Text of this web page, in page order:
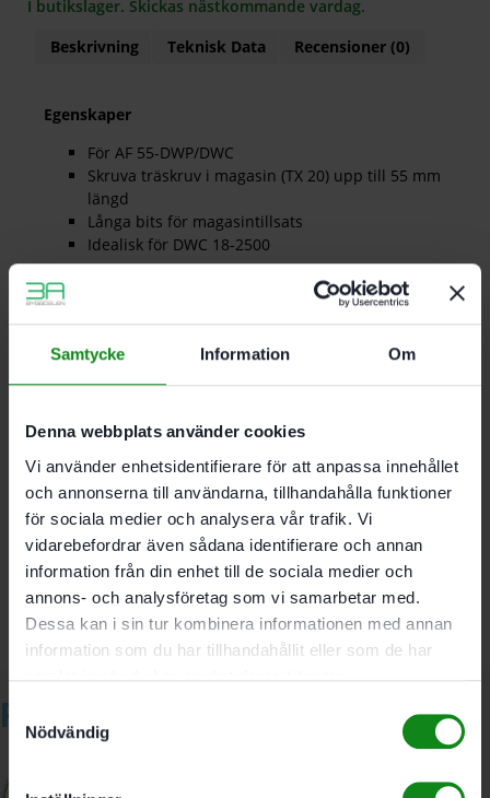
Samtycke Information Om
Denna webbplats använder cookies
Vi använder enhetsidentifierare för att anpassa innehållet
och annonserna till användarna, tillhandahålla funktioner
för sociala medier och analysera vår trafik. Vi
vidarebefordrar även sådana identifierare och annan
information från din enhet till de sociala medier och
annons- och analysföretag som vi samarbetar med.
Dessa kan i sin tur kombinera informationen med annan
information som du har tillhandahållit eller som de har
Samtyckesval
Nödvändig
I butikslager. Skickas nästkommande vardag.
Beskrivning
Teknisk Data Recensioner (0)
Egenskaper
För AF 55-DWP/DWC
Skruva träskruv i magasin (TX 20) upp till 55 mm
längd
Långa bits för magasintillsats
Idealisk för DWC 18-2500
Längd 152 mm
Storlek TX 20
Det finns inga recensioner än.
Bli först med att recensera ”Festool Bits TX TX 20-AF-55
3-pack”
Du måste varainloggadför att skriva en recension.
Relaterade produkter